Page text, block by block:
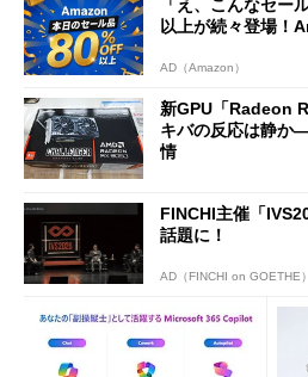
「え、こんなセー
以上が続々登場！
AD（Amazon）
新GPU「Radeon
キバの反応は静か
情
FINCHI主催「
話題に！
AD（FINCHI on GOETHE）